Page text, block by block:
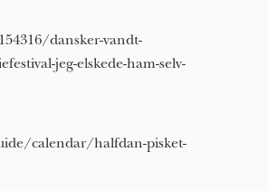
dansker-vandt-
jeg-elskede-ham-selv-
calendar/halfdan-pisket-